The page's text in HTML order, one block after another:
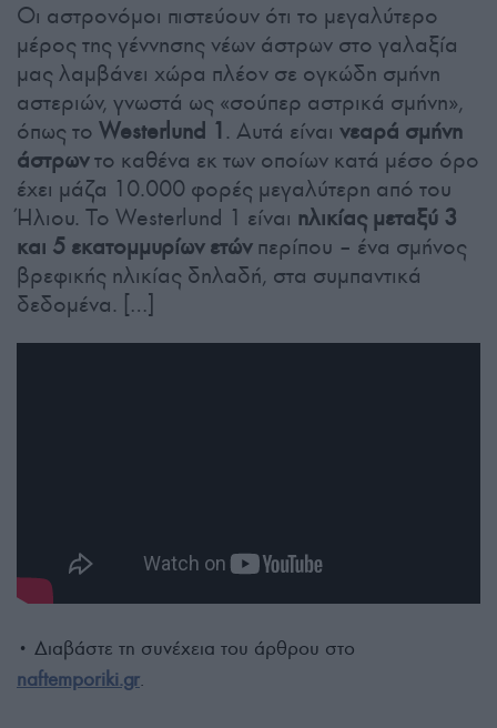
Οι αστρονόμοι πιστεύουν ότι το μεγαλύτερο
μέρος της γέννησης νέων άστρων στο γαλαξία
μας λαμβάνει χώρα πλέον σε ογκώδη σμήνη
αστεριών, γνωστά ως «σούπερ αστρικά σμήνη»,
όπως το Westerlund 1 . Αυτά είναι νεαρά σμήνη
άστρωντο καθένα εκ των οποίων κατά μέσο όρο
έχει μάζα 10.000 φορές μεγαλύτερη από του
Ήλιου. Το Westerlund 1 είναι ηλικίας μεταξύ 3
και 5 εκατομμυρίων ετώνπερίπου – ένα σμήνος
βρεφικής ηλικίας δηλαδή, στα συμπαντικά
δεδομένα. […]
• Διαβάστε τη συνέχεια του άρθρου στο
naftemporiki.gr.